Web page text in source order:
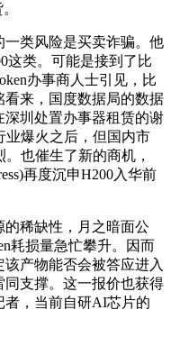
类风险是买卖诈骗。他
这类。可能是接到了比
办事商人士引见，比
来，国度数据局的数据
深圳处置办事器租赁的谢
业爆火之后，但国内市
也催生了新的商机，
再度沉申H200入华前
稀缺性，月之暗面公
耗损量急忙攀升。因而
产物能否会被答应进入
支撑。这一报价也获得
者，当前自研AI芯片的